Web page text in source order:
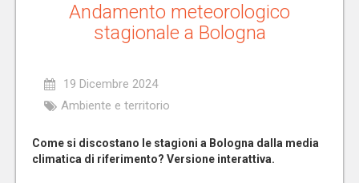
Andamento meteorologico
stagionale a Bologna
19 Dicembre 2024
Ambiente e territorio
Come si discostano le stagioni a Bologna dalla media
climatica di riferimento? Versione interattiva.